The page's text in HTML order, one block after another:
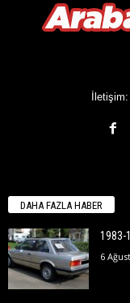
İletişim:
DAHA FAZLA HABER
1983-
6